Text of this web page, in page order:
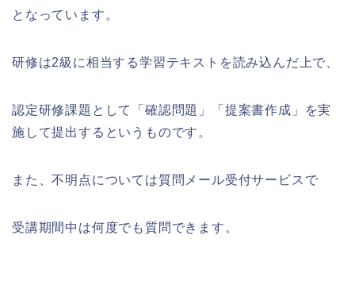
となっています。
研修は2級に相当する学習テキストを読み込んだ上で、
認定研修課題として「確認問題」「提案書作成」を実
施して提出するというものです。
また、不明点については質問メール受付サービスで
受講期間中は何度でも質問できます。